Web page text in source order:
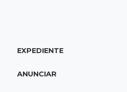
13:39Indústria e empregos
prometem 265 empregos na
EXPEDIENTE
ANUNCIAR